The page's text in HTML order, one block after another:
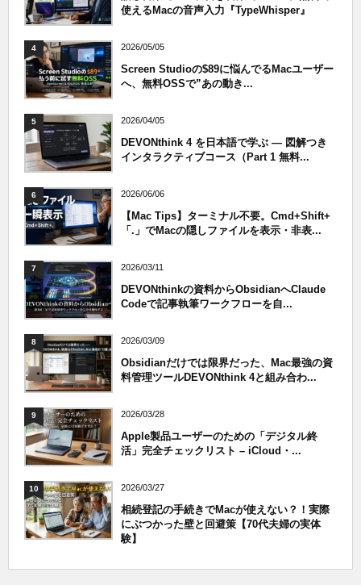
使えるMacの音声入力『TypeWhisper』
4 2026/05/05
Screen Studioの$89に悩んでるMacユーザー
へ、無料OSSで”あの動き...
5 2026/04/05
DEVONthink 4 を日本語で学ぶ — 図解つき
インタラクティブコース（Part 1 無料...
6 2026/06/06
【Mac Tips】ターミナル不要。Cmd+Shift+
「.」でMacの隠しファイルを表示・非表...
7 2026/03/11
DEVONthinkの資料からObsidianへClaude
Codeで記事執筆ワークフローを自...
8 2026/03/09
Obsidianだけでは限界だった、Mac最強の資
料管理ツールDEVONthink 4と組み合わ...
9 2026/03/28
Apple製品ユーザーのための「デジタル終
活」完全チェックリスト – iCloud・...
10 2026/03/27
相続登記の手続きでMacが使えない？！実際
にぶつかった壁と回避策【70代夫婦の実体
験】